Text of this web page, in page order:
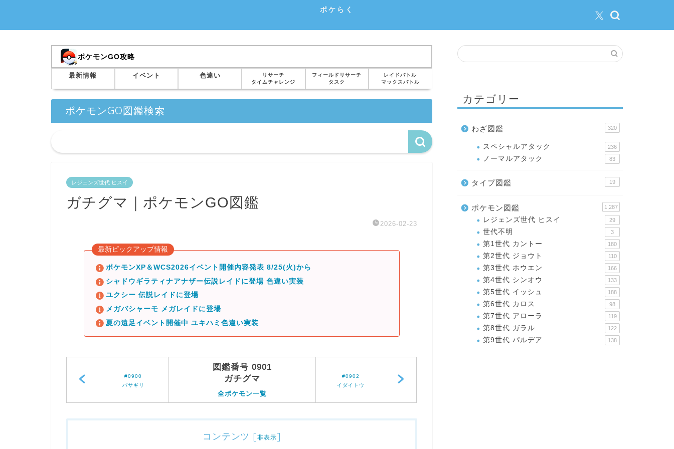
ポケらく
ポケモンGO攻略
最新情報 イベント 色違い
リサーチ
タイムチャレンジ
フィールドリサーチ
タスク
レイドバトル
マックスバトル
ポケモンGO図鑑検索
レジェンズ世代 ヒスイ
ガチグマ｜ポケモンGO図鑑
2026-02-23
最新ピックアップ情報
ポケモンXP＆WCS2026イベント開催内容発表 8/25(火)から
シャドウギラティナアナザー伝説レイドに登場 色違い実装
ユクシー 伝説レイドに登場
メガバシャーモ メガレイドに登場
夏の遠足イベント開催中 ユキハミ色違い実装
#0900
バサギリ
図鑑番号 0901
ガチグマ
全ポケモン一覧
#0902
イダイトウ
コンテンツ [非表示]
カテゴリー
わざ図鑑 320
スペシャルアタック 236
ノーマルアタック 83
タイプ図鑑 19
ポケモン図鑑 1,287
レジェンズ世代 ヒスイ 29
世代不明 3
第1世代 カントー 180
第2世代 ジョウト 110
第3世代 ホウエン 166
第4世代 シンオウ 133
第5世代 イッシュ 188
第6世代 カロス 98
第7世代 アローラ 119
第8世代 ガラル 122
第9世代 パルデア 138